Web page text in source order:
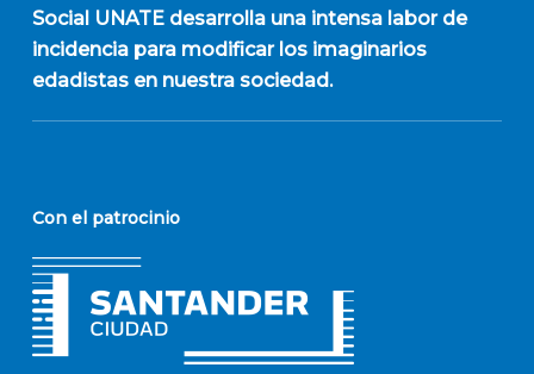
Social UNATE desarrolla una intensa labor de
incidencia para modificar los imaginarios
edadistas en nuestra sociedad.
Con el patrocinio